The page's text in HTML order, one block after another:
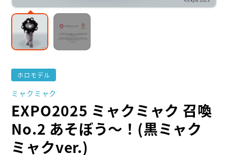
ホロモデル
ミャクミャク
EXPO2025 ミャクミャク 召喚
No.2 あそぼう～！(黒ミャク
ミャクver.)